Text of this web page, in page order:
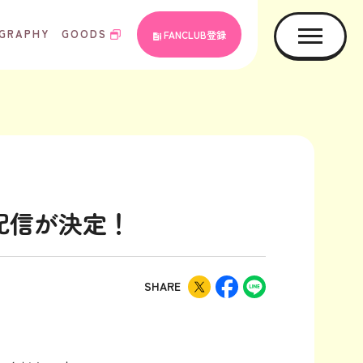
GOODS FANCLUB登録
が決定！
SHARE